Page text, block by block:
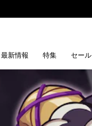
最新情報 特集 セール